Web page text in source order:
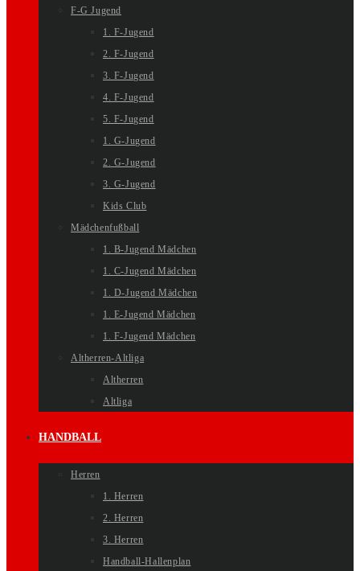
F-G Jugend
1. F-Jugend
2. F-Jugend
3. F-Jugend
4. F-Jugend
5. F-Jugend
1. G-Jugend
2. G-Jugend
3. G-Jugend
Kids Club
Mädchenfußball
1. B-Jugend Mädchen
1. C-Jugend Mädchen
1. D-Jugend Mädchen
1. E-Jugend Mädchen
1. F-Jugend Mädchen
Altherren-Altliga
Altherren
Altliga
HANDBALL
Herren
1. Herren
2. Herren
3. Herren
Handball-Hallenplan